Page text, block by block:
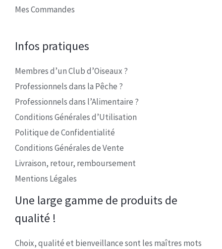
Mes Commandes
Infos pratiques
Membres d’un Club d’Oiseaux ?
Professionnels dans la Pêche ?
Professionnels dans l’Alimentaire ?
Conditions Générales d’Utilisation
Politique de Confidentialité
Conditions Générales de Vente
Livraison, retour, remboursement
Mentions Légales
Une large gamme de produits de
qualité !
Choix, qualité et bienveillance sont les maîtres mots